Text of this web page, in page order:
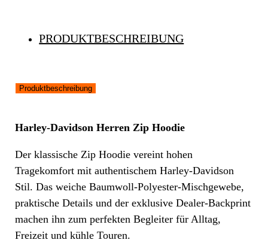
PRODUKTBESCHREIBUNG
Produktbeschreibung
Harley-Davidson Herren Zip Hoodie
Der klassische Zip Hoodie vereint hohen
Tragekomfort mit authentischem Harley-Davidson
Stil. Das weiche Baumwoll-Polyester-Mischgewebe,
praktische Details und der exklusive Dealer-Backprint
machen ihn zum perfekten Begleiter für Alltag,
Freizeit und kühle Touren.